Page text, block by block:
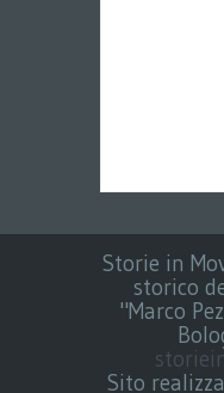
Storie in
storico
"Marco
Sito